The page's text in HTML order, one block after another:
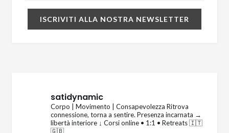
satidynamic
Corpo | Movimento | Consapevolezza Ritrova
connessione, torna a sentire. Presenza incarnata →
libertà interiore↓ Corsi online • 1:1 • Retreats 🇮🇹
🇬🇧